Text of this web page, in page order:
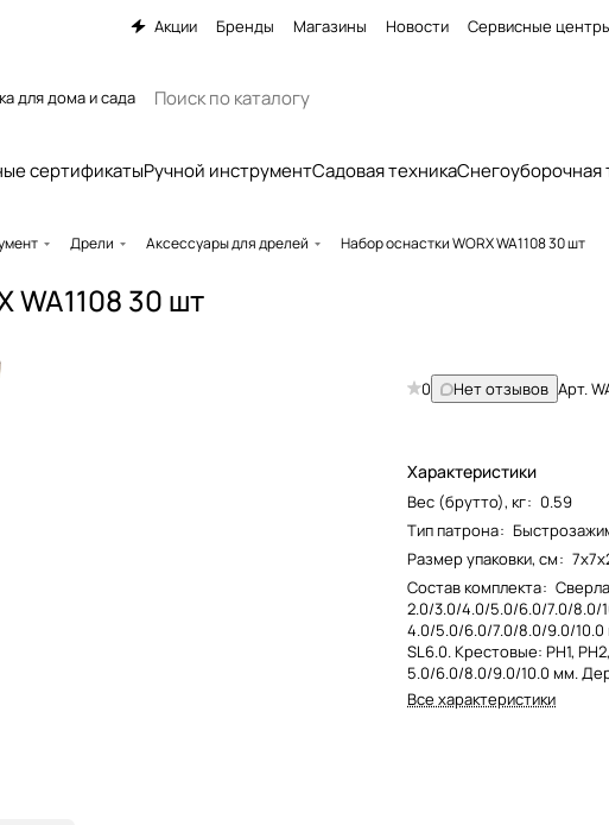
Акции Бренды Магазины Новости Сервисные
для дома и сада
сертификатыРучной инструментСадовая техникаСнегоуборочная
Дрели Аксессуары для дрелей Набор оснастки WORX WA1108 30 шт
WA1108 30 шт
0 Нет отзывов Арт.
Характеристики
Вес (брутто), кг: 0.59
Тип патрона:
Размер упаковки, см:
Состав комплекта:
2.0/3.0/4.0/5.0/6.0/7.0/8.0/
4.0/5.0/6.0/7.0/8.0/9.0/
SL6.0. Крестовые: PH1,
5.0/6.0/8.0/9.0/10.0 мм.
Все характеристики